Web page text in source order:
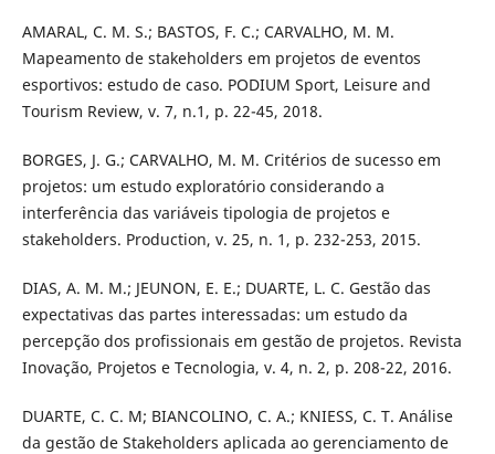
AMARAL, C. M. S.; BASTOS, F. C.; CARVALHO, M. M.
Mapeamento de stakeholders em projetos de eventos
esportivos: estudo de caso. PODIUM Sport, Leisure and
Tourism Review, v. 7, n.1, p. 22-45, 2018.
BORGES, J. G.; CARVALHO, M. M. Critérios de sucesso em
projetos: um estudo exploratório considerando a
interferência das variáveis tipologia de projetos e
stakeholders. Production, v. 25, n. 1, p. 232-253, 2015.
DIAS, A. M. M.; JEUNON, E. E.; DUARTE, L. C. Gestão das
expectativas das partes interessadas: um estudo da
percepção dos profissionais em gestão de projetos. Revista
Inovação, Projetos e Tecnologia, v. 4, n. 2, p. 208-22, 2016.
DUARTE, C. C. M; BIANCOLINO, C. A.; KNIESS, C. T. Análise
da gestão de Stakeholders aplicada ao gerenciamento de